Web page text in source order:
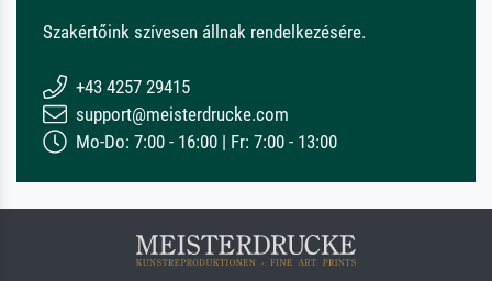
Szakértőink szívesen állnak rendelkezésére.
+43 4257 29415
support@meisterdrucke.com
Mo-Do: 7:00 - 16:00 | Fr: 7:00 - 13:00